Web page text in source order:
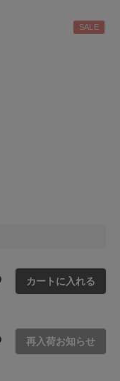
SALE
カートに入れる
再入荷お知らせ